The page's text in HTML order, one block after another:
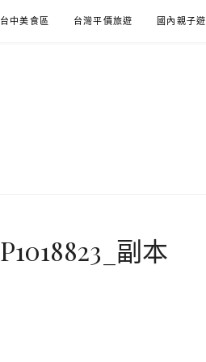
台中美食區 台灣平價旅遊 國內親子遊
P1018823_副本